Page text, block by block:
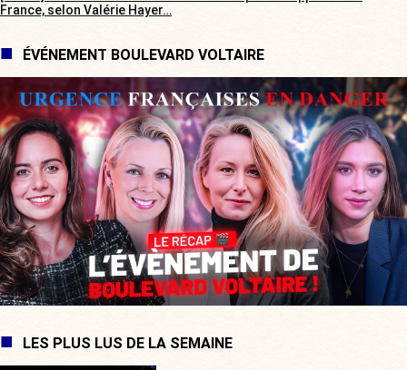
France, selon Valérie Hayer…
ÉVÉNEMENT BOULEVARD VOLTAIRE
LES PLUS LUS DE LA SEMAINE